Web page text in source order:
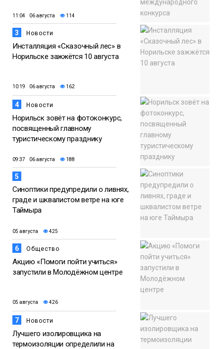
11:04 06 августа 114
3 Новости
Инсталляция «Сказочный лес» в
Норильске зажжётся 10 августа
10:19 06 августа 162
4 Новости
Норильск зовёт на фотоконкурс,
посвященный главному
туристическому празднику
09:37 06 августа 188
5
Синоптики предупредили о ливнях,
граде и шквалистом ветре на юге
Таймыра
05 августа 425
6 Общество
Акцию «Помоги пойти учиться»
запустили в Молодёжном центре
05 августа 426
7 Новости
Лучшего изолировщика на
термоизоляции определили на